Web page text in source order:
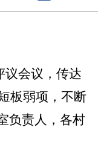
议会议，传达
板弱项，不断
负责人，各村